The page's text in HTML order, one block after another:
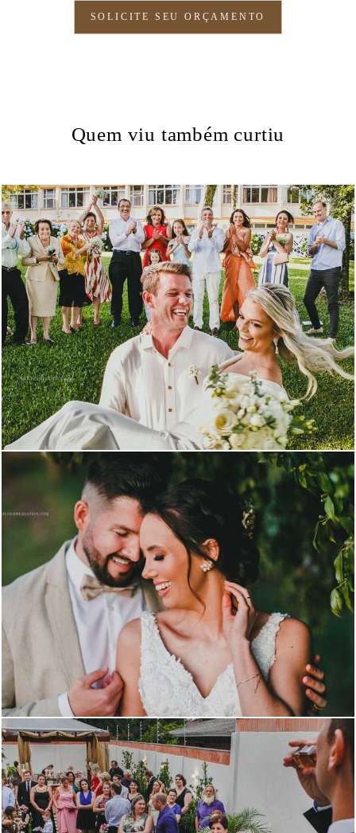
SOLICITE SEU ORÇAMENTO
Quem viu também curtiu
3406
1334